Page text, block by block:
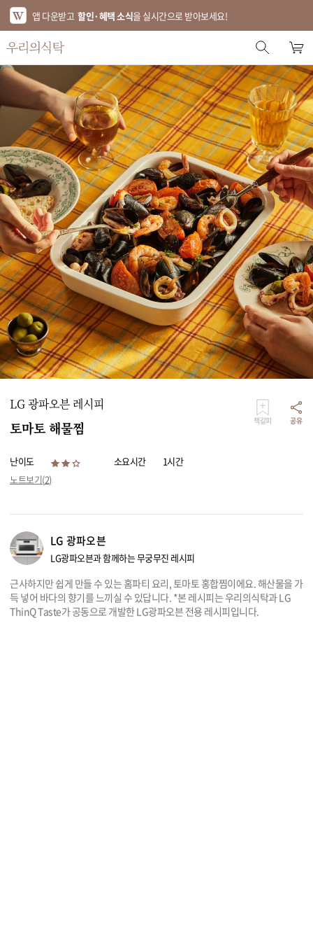
앱 다운받고 할인·혜택 소식을 실시간으로 받아보세요!
스토어 홈
에디터 추천
한정특가
베스트
신상품
기획전
브랜드
푸드
키친
리빙
가전
LG 광파오븐 레시피
토마토 해물찜 책갈피 공유
난이도 소요시간
1시간
노트보기(2)
LG 광파오븐
LG광파오븐과 함께하는 무궁무진 레시피
근사하지만 쉽게 만들 수 있는 홈파티 요리, 토마토 홍합찜이에요. 해산물을 가
득 넣어 바다의 향기를 느끼실 수 있답니다. *본 레시피는 우리의식탁과 LG
ThinQ Taste가 공동으로 개발한 LG광파오븐 전용 레시피입니다.